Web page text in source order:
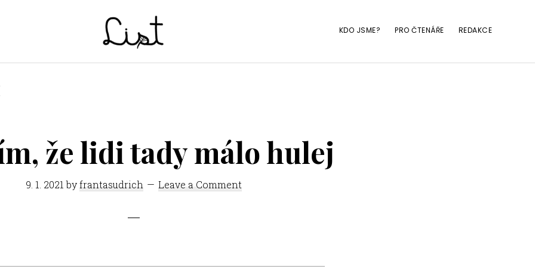
LIST
Studentský
KDO JSME? PRO ČTENÁŘE REDAKCE
že lidi tady málo hulej
9. 1. 2021 byfrantasudrich Leave a Comment